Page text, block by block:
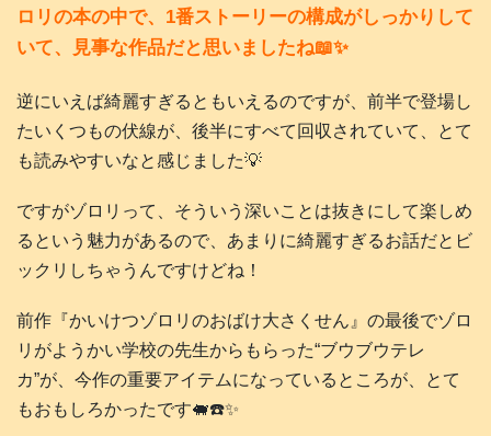
ロリの本の中で、1番ストーリーの構成がしっかりして
いて、見事な作品だと思いましたね📖✨
逆にいえば綺麗すぎるともいえるのですが、前半で登場し
たいくつもの伏線が、後半にすべて回収されていて、とて
も読みやすいなと感じました💡
ですがゾロリって、そういう深いことは抜きにして楽しめ
るという魅力があるので、あまりに綺麗すぎるお話だとビ
ックリしちゃうんですけどね！
前作『かいけつゾロリのおばけ大さくせん』の最後でゾロ
リがようかい学校の先生からもらった“ブウブウテレ
カ”が、今作の重要アイテムになっているところが、とて
もおもしろかったです🐖☎️✨